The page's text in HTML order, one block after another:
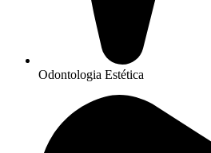
Odontologia Estética